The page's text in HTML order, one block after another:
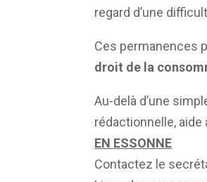
regard d’une
Ces permanences
droit de la
Au-delà d’une
rédactionnelle,
EN ESSONNE
Contactez le